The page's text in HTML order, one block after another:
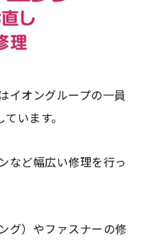
イオングループの一員
います。
など幅広い修理を行っ
グ）やファスナーの修